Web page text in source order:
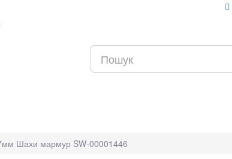
Шахи мармур SW-00001446